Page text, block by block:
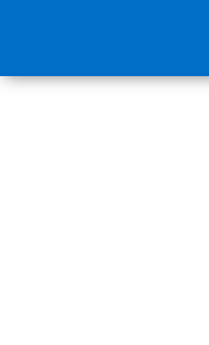
Pasar al contenido